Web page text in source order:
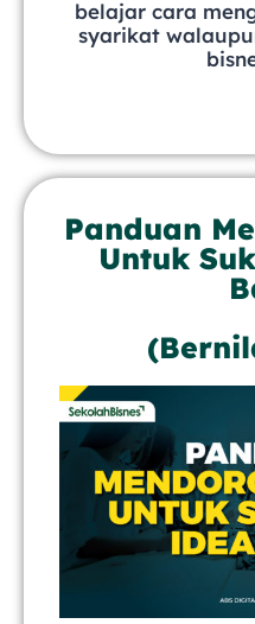
belajar cara
syarikat
Panduan
Untuk